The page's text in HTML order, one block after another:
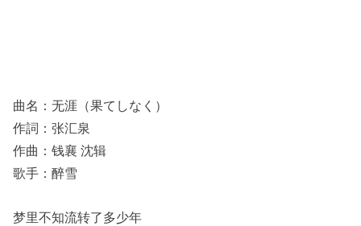
曲名：无涯（果てしなく）
作詞：张汇泉
作曲：钱襄 沈辑
歌手：醉雪
梦里不知流转了多少年